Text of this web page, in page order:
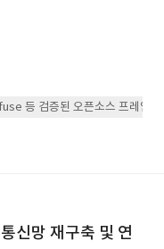
등 검증된 오픈소스 프레임워
신망 재구축 및 연